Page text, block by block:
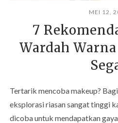
MEI 12,
7
Wardah
Tertarik mencoba makeup?
eksplorasi riasan sangat tinggi
dicoba untuk mendapatkan gaya